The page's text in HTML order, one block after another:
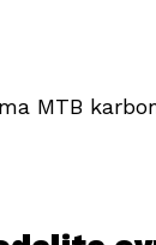
MTB